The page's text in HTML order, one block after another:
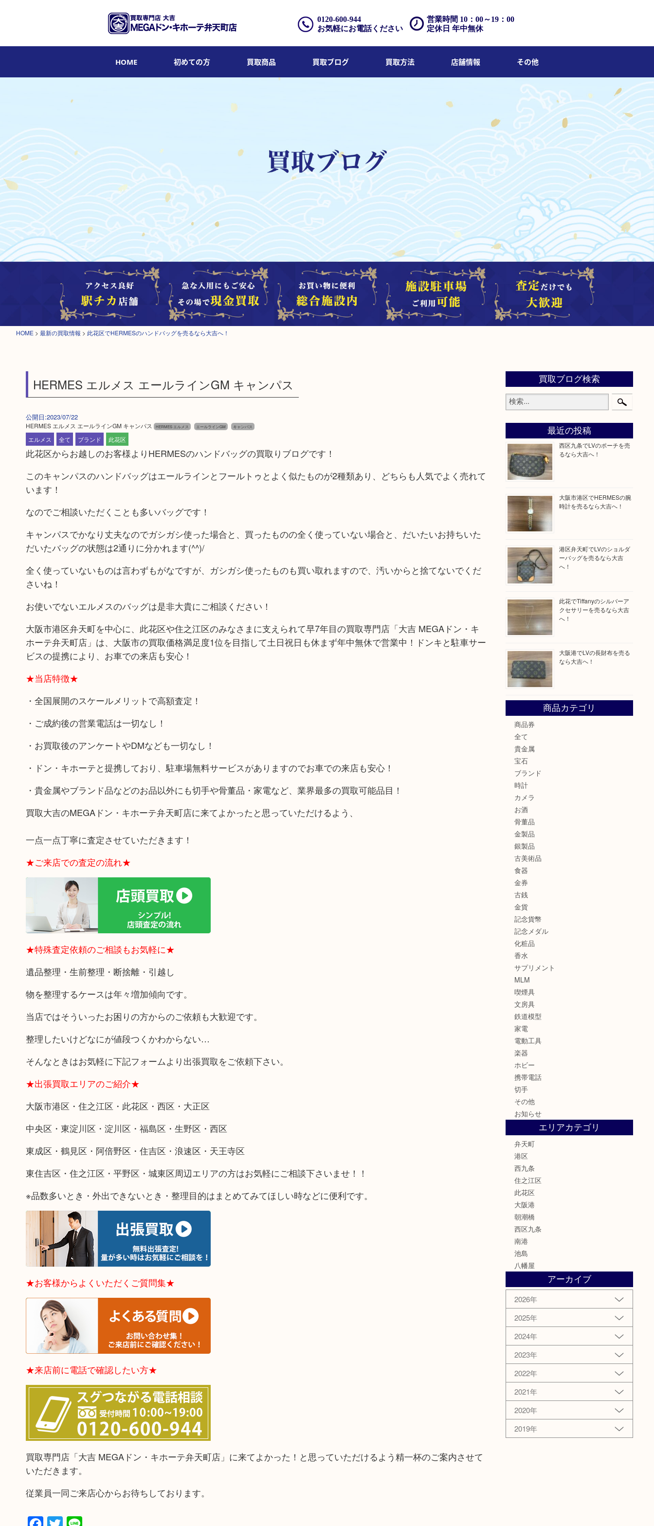
営業時間 10：00～19：00
定休日 年中無休
0120-600-944
お気軽にお電話ください
HOME 初めての方 買取商品 買取ブログ 買取方法 店舗情報 その他
HOME > 最新の買取情報 > 此花区でHERMESのハンドバッグを売るなら大吉へ！
HERMES エルメス エールラインGM キャンパス
公開日:2023/07/22
HERMES エルメス エールラインGM キャンパス HERMES エルメス エールラインGM キャンパス
エルメス 全て ブランド 此花区
此花区からお越しのお客様よりHERMESのハンドバッグの買取りブログです！
このキャンパスのハンドバッグはエールラインとフールトゥとよく似たものが2種類あり、どちらも人気でよく売れて
います！
なのでご相談いただくことも多いバッグです！
キャンパスでかなり丈夫なのでガシガシ使った場合と、買ったものの全く使っていない場合と、だいたいお持ちいた
だいたバッグの状態は2通りに分かれます(^^)/
全く使っていないものは言わずもがなですが、ガシガシ使ったものも買い取れますので、汚いからと捨てないでくだ
さいね！
お使いでないエルメスのバッグは是非大貴にご相談ください！
大阪市港区弁天町を中心に、此花区や住之江区のみなさまに支えられて早7年目の買取専門店「大吉 MEGAドン・キ
ホーテ弁天町店」は、大阪市の買取価格満足度1位を目指して土日祝日も休まず年中無休で営業中！ドンキと駐車サー
ビスの提携により、お車での来店も安心！
★当店特徴★
・全国展開のスケールメリットで高額査定！
・ご成約後の営業電話は一切なし！
・お買取後のアンケートやDMなども一切なし！
・ドン・キホーテと提携しており、駐車場無料サービスがありますのでお車での来店も安心！
・貴金属やブランド品などのお品以外にも切手や骨董品・家電など、業界最多の買取可能品目！
買取大吉のMEGAドン・キホーテ弁天町店に来てよかったと思っていただけるよう、
一点一点丁寧に査定させていただきます！
★ご来店での査定の流れ★
★特殊査定依頼のご相談もお気軽に★
遺品整理・生前整理・断捨離・引越し
物を整理するケースは年々増加傾向です。
当店ではそういったお困りの方からのご依頼も大歓迎です。
整理したいけどなにが値段つくかわからない…
そんなときはお気軽に下記フォームより出張買取をご依頼下さい。
★出張買取エリアのご紹介★
大阪市港区・住之江区・此花区・西区・大正区
中央区・東淀川区・淀川区・福島区・生野区・西区
東成区・鶴見区・阿倍野区・住吉区・浪速区・天王寺区
東住吉区・住之江区・平野区・城東区周辺エリアの方はお気軽にご相談下さいませ！！
※品数多いとき・外出できないとき・整理目的はまとめてみてほしい時などに便利です。
★お客様からよくいただくご質問集★
★来店前に電話で確認したい方★
買取専門店「大吉 MEGAドン・キホーテ弁天町店」に来てよかった！と思っていただけるよう精一杯のご案内させて
いただきます。
従業員一同ご来店心からお待ちしております。
買取ブログ検索
最近の投稿
西区九条でLVのポーチを売
るなら大吉へ！
大阪市港区でHERMESの腕
時計を売るなら大吉へ！
港区弁天町でLVのショルダ
ーバッグを売るなら大吉
へ！
此花でTiffanyのシルバーア
クセサリーを売るなら大吉
へ！
大阪港でLVの長財布を売る
なら大吉へ！
商品カテゴリ
商品券
全て
貴金属
宝石
ブランド
時計
カメラ
お酒
骨董品
金製品
銀製品
古美術品
食器
金券
古銭
金貨
記念貨幣
記念メダル
化粧品
香水
サプリメント
MLM
喫煙具
文房具
鉄道模型
家電
電動工具
楽器
ホビー
携帯電話
切手
その他
お知らせ
エリアカテゴリ
弁天町
港区
西九条
住之江区
此花区
大阪港
朝潮橋
西区九条
南港
池島
八幡屋
アーカイブ
2026年
2025年
2024年
2023年
2022年
2021年
2020年
2019年